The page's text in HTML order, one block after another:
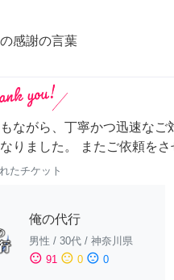
感謝の言葉
ながら、丁寧かつ迅速な
りました。 またご依頼をさ
たチケット
俺の代行
男性 / 30代 / 神奈川県
sentiment_satisfied 91 sentiment_neutral 0 sentiment_dissatisfied 0